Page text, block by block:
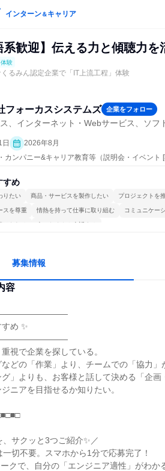
インターン＆キャリア
系歓迎】伝える力と傾聴力を
験
るみん認定企業で「IT上流工程」体験
フォーカスシステムズ 企業をフォロー
、インターネット・Webサービス、ソフ
日
2026年8月
カンパニー&キャリア教育等（説明会・イベント
すめ
りたい 商品・サービスを製作したい プロジェクトを
スを尊重 情熱を持って仕事に取り組む コミュニケー
られる 人とたくさん会話する
募集情報
容
め ✨
視で企業を探している。
どの「作業」より、チームでの「協力」
」よりも、お客様と話して決める「企画
ニアを目指せるか知りたい。
サクッと3つご紹介✨／
切不要。スマホから1分で応募完了！
クで、自分の「エンジニア適性」がわか